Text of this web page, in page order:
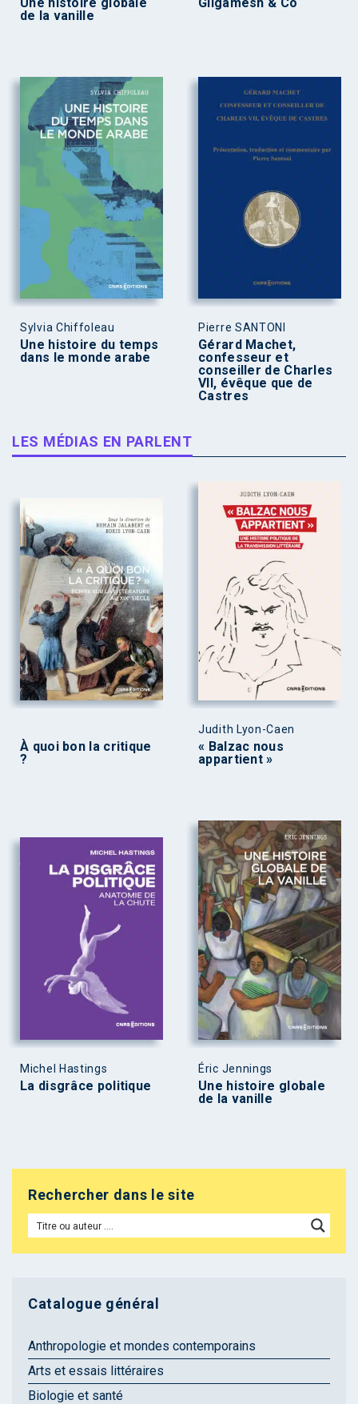
de la vanille
Sylvia Chiffoleau
Une histoire du temps
dans le monde arabe
Pierre SANTONI
Gérard Machet,
confesseur et
conseiller de Charles
VII, évêque que de
Castres
LES MÉDIAS EN PARLENT
À quoi bon la critique
?
Judith Lyon-Caen
« Balzac nous
appartient »
Michel Hastings
La disgrâce politique
Éric Jennings
Une histoire globale
de la vanille
Rechercher dans le site
Catalogue général
Anthropologie et mondes contemporains
Arts et essais littéraires
Biologie et santé